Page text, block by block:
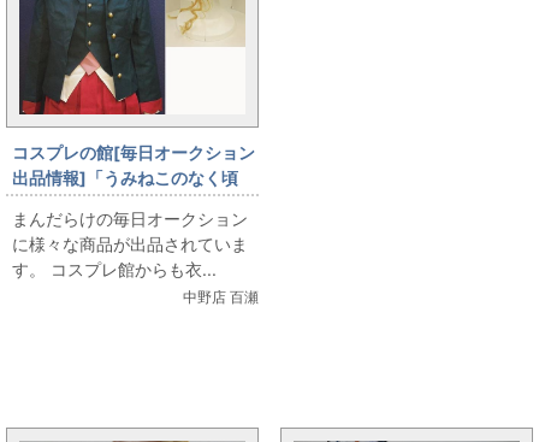
コスプレの館[毎日オークション
出品情報]「うみねこのなく頃
に/ベアトリーチェ 制服/ウィッ
グ付き/女性用Sサイズ程度(日本
サイズ)/コスプレ衣装」を出品
しています
まんだらけの毎日オークション
に様々な商品が出品されていま
す。 コスプレ館からも衣...
中野店 百瀬